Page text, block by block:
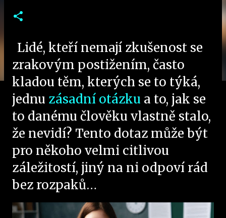
Lidé, kteří nemají zkušenost se
zrakovým postižením, často
kladou těm, kterých se to týká,
jednu zásadní otázku a to, jak se
to danému člověku vlastně stalo,
že nevidí? Tento dotaz může být
pro někoho velmi citlivou
záležitostí, jiný na ni odpoví rád
bez rozpaků…